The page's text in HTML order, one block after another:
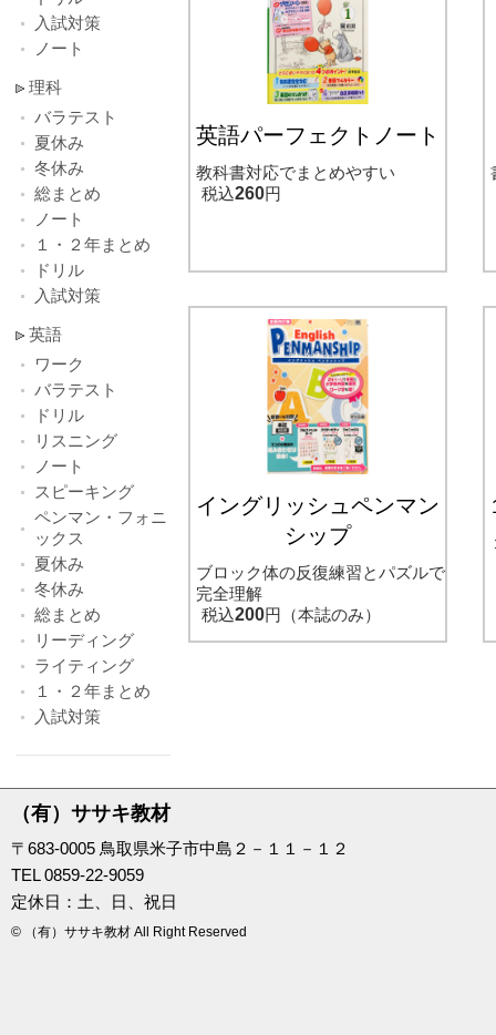
英語パーフェクトノート
教科書対応でまとめやすい
税込260円
イングリッシュペンマン
シップ
ブロック体の反復練習とパズルで
完全理解
税込200円（本誌のみ）
入試対策
ノート
理科
バラテスト
夏休み
冬休み
総まとめ
ノート
１・２年まとめ
ドリル
入試対策
英語
ワーク
バラテスト
ドリル
リスニング
ノート
スピーキング
ペンマン・フォニ
ックス
夏休み
冬休み
総まとめ
リーディング
ライティング
１・２年まとめ
入試対策
（有）ササキ教材
〒683-0005 鳥取県米子市中島２－１１－１２
TEL 0859-22-9059
定休日：土、日、祝日
© （有）ササキ教材 All Right Reserved